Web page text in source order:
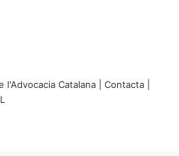
Catalana | Contacta